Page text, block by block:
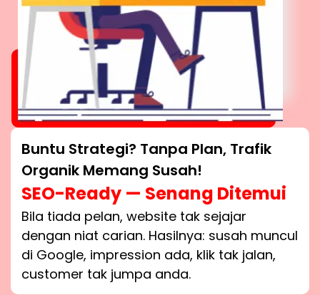
Buntu Strategi? Tanpa Plan, Trafik
Organik Memang Susah!
SEO-Ready — Senang Ditemui
Bila tiada pelan, website tak sejajar
dengan niat carian. Hasilnya: susah muncul
di Google, impression ada, klik tak jalan,
customer tak jumpa anda.